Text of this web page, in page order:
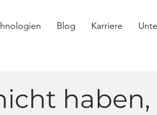
Blog Karriere
haben,